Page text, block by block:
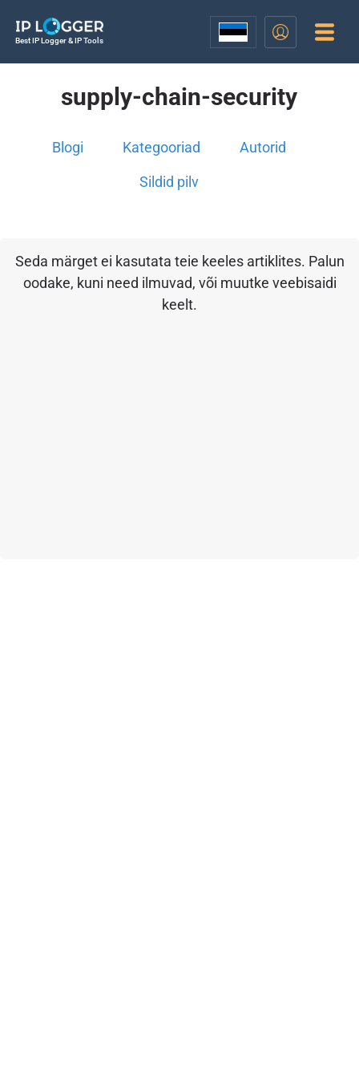
Best IP Logger & IP Tools
supply-chain-security
Blogi Kategooriad Autorid
Sildid pilv